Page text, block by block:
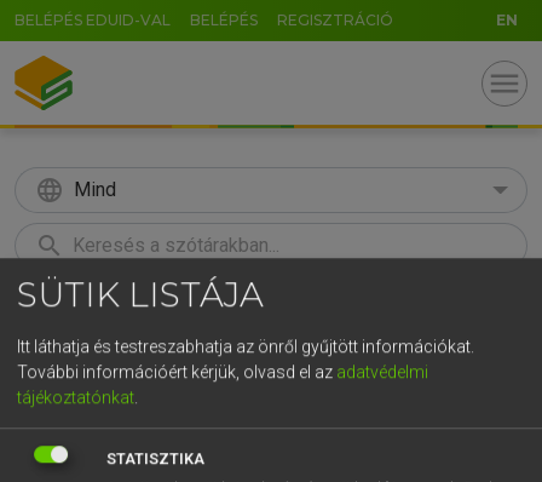
BELÉPÉS EDUID-VAL BELÉPÉS REGISZTRÁCIÓ EN
menu
language Mind
search
KERESÉS
Európai uniós terminológiai szótár
SÜTIK LISTÁJA
Itt láthatja és testreszabhatja az önről gyűjtött információkat.
További információért kérjük, olvasd el az adatvédelmi
tájékoztatónkat.
STATISZTIKA
GR
t z u i o p
g h j k l é á ű Ω